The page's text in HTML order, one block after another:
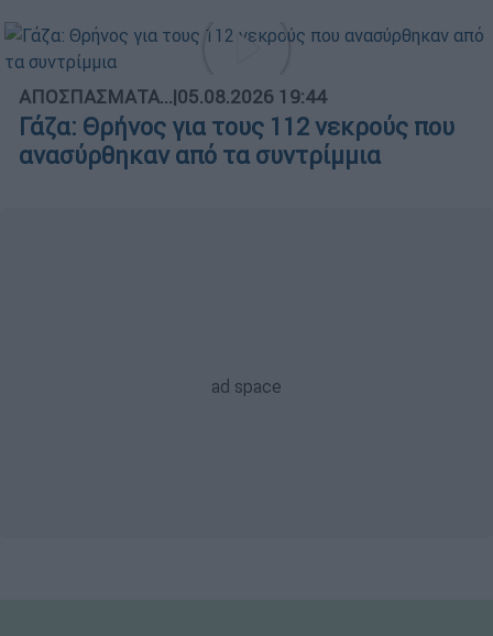
ΑΠΟΣΠΑΣΜΑΤΑ...|05.08.2026 19:44
Γάζα: Θρήνος για τους 112 νεκρούς που
ανασύρθηκαν από τα συντρίμμια